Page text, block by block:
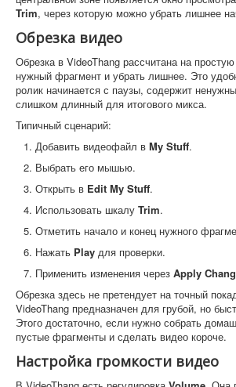
Trim, через которую можно убрать лишнее
Обрезка видео
Обрезка в VideoThang рассчитана на
нужный фрагмент и убрать лишнее. Это
ролик начинается с паузы, содержит
слишком длинный для итогового микса.
Типичный сценарий:
Добавить видеофайл в My Stuff.
Выбрать его мышью.
Открыть в Edit My Stuff.
Использовать шкалу Trim.
Отметить начало и конец нужного
Нажать Play для проверки.
Применить изменения через Apply
Обрезка здесь не претендует на точный
VideoThang предназначен для грубой, но
Этого достаточно, если нужно собрать
пустые фрагменты и сделать видео короче.
Настройка громкости видео